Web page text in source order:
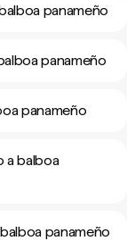
panameño
panameño
panameño
a balboa
panameño